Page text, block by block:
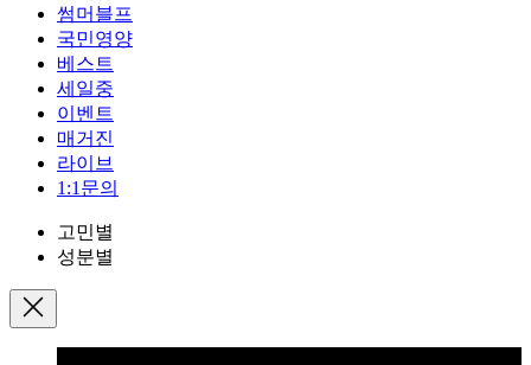
썸머블프
국민영양
베스트
세일중
이벤트
매거진
라이브
1:1문의
고민별
성분별